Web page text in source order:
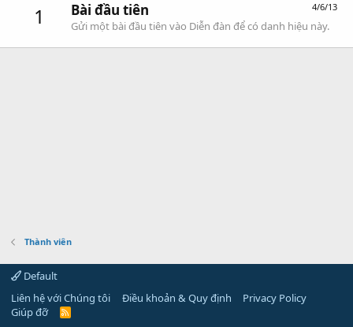
1 4/6/13
Bài đầu tiên
Gửi một bài đầu tiên vào Diễn đàn để có danh hiệu này.
Thành viên
Default
Liên hệ với Chúng tôi
Điều khoản & Quy định
Privacy Policy
Giúp đỡ
R